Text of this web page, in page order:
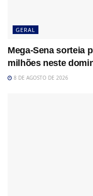
GERAL
Mega-Sena sorteia
milhões neste
8 DE AGOSTO DE 2026